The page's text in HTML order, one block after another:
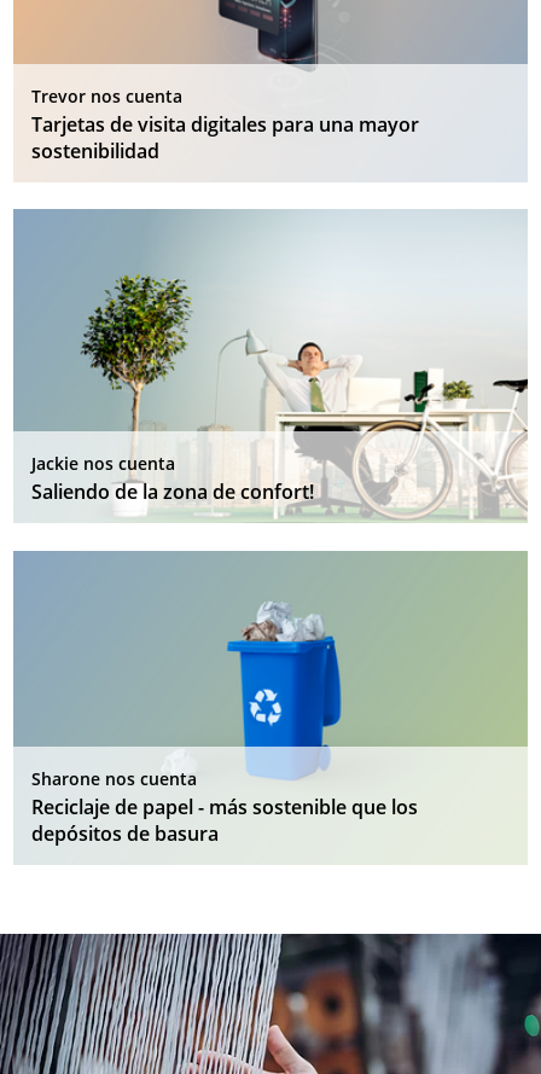
Trevor nos cuenta
Tarjetas de visita digitales para una mayor
sostenibilidad
Jackie nos cuenta
Saliendo de la zona de confort!
Sharone nos cuenta
Reciclaje de papel - más sostenible que los
depósitos de basura